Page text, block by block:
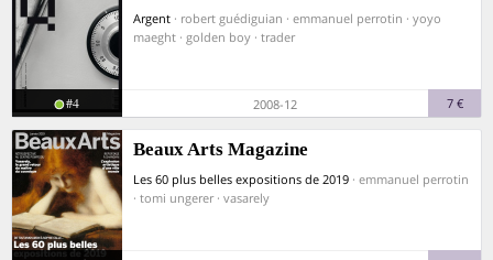
Argent · robert guédiguian · emmanuel perrotin · yoyo
maeght · golden boy · trader
#4 2008-12 7 €
Beaux Arts Magazine
Les 60 plus belles expositions de 2019 · emmanuel perrotin
· tomi ungerer · vasarely